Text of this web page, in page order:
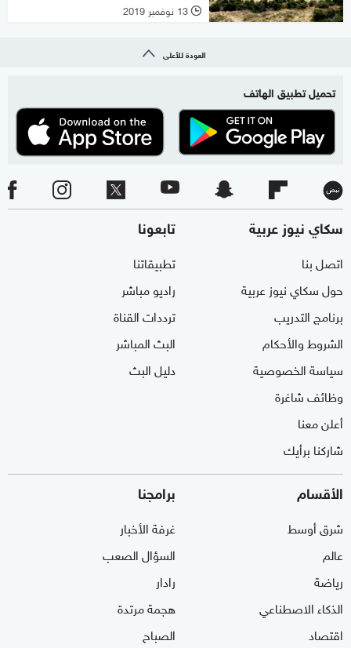
l 13 نوفمبر 2019
العودة للأعلى
تحميل تطبيق الهاتف
سكاي نيوز عربية
اتصل بنا
حول سكاي نيوز عربية
برنامج التدريب
الشروط والأحكام
سياسة الخصوصية
وظائف شاغرة
أعلن معنا
شاركنا برأيك
تابعونا
تطبيقاتنا
راديو مباشر
ترددات القناة
البث المباشر
دليل البث
الأقسام
شرق أوسط
عالم
رياضة
الذكاء الاصطناعي
اقتصاد
برامجنا
غرفة الأخبار
السؤال الصعب
رادار
هجمة مرتدة
الصباح